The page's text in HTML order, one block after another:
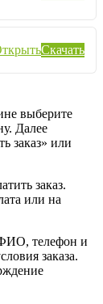
Скачать
выберите
Далее
заказ» или
заказ.
или на
телефон и
заказа.